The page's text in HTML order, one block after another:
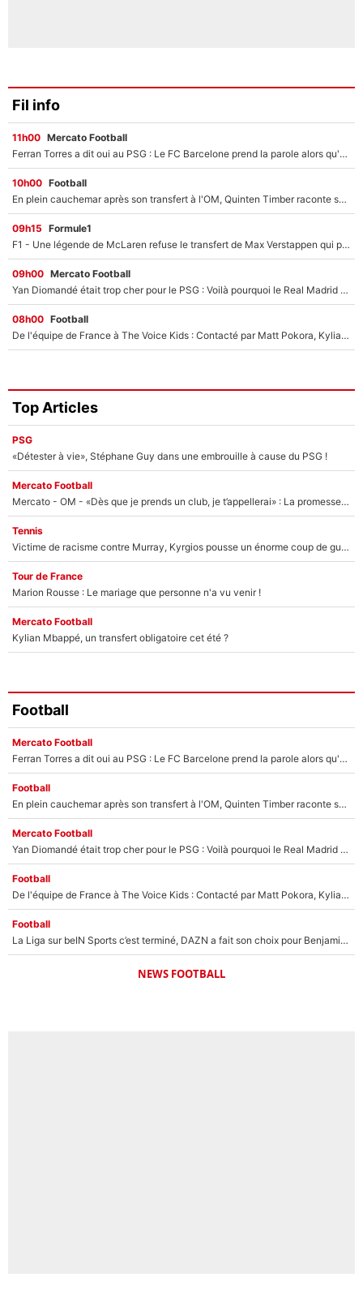
Fil info
11h00 Mercato Football
Ferran Torres a dit oui au PSG : Le FC Barcelone prend la parole alors qu'un transfert de l'attaquant espagnol prend forme
10h00 Football
En plein cauchemar après son transfert à l'OM, Quinten Timber raconte ses doutes après sa signature à Marseille
09h15 Formule1
F1 - Une légende de McLaren refuse le transfert de Max Verstappen qui pourrait «faire des vagues» et plomber l'ambiance dans l'équipe
09h00 Mercato Football
Yan Diomandé était trop cher pour le PSG : Voilà pourquoi le Real Madrid a accepté de payer la somme record de 140M€ pour boucler son transfert !
08h00 Football
De l'équipe de France à The Voice Kids : Contacté par Matt Pokora, Kylian Mbappé a accepté de jouer un rôle inédit sur TF1 !
Top Articles
PSG
«Détester à vie», Stéphane Guy dans une embrouille à cause du PSG !
Mercato Football
Mercato - OM - «Dès que je prends un club, je t’appellerai» : La promesse de Marcelino au moment de claquer la porte
Tennis
Victime de racisme contre Murray, Kyrgios pousse un énorme coup de gueule !
Tour de France
Marion Rousse : Le mariage que personne n'a vu venir !
Mercato Football
Kylian Mbappé, un transfert obligatoire cet été ?
Football
Mercato Football
Ferran Torres a dit oui au PSG : Le FC Barcelone prend la parole alors qu'un transfert de l'attaquant espagnol prend forme
Football
En plein cauchemar après son transfert à l'OM, Quinten Timber raconte ses doutes après sa signature à Marseille
Mercato Football
Yan Diomandé était trop cher pour le PSG : Voilà pourquoi le Real Madrid a accepté de payer la somme record de 140M€ pour boucler son transfert !
Football
De l'équipe de France à The Voice Kids : Contacté par Matt Pokora, Kylian Mbappé a accepté de jouer un rôle inédit sur TF1 !
Football
La Liga sur beIN Sports c’est terminé, DAZN a fait son choix pour Benjamin Da Silva et Omar Da Fonseca !
NEWS FOOTBALL